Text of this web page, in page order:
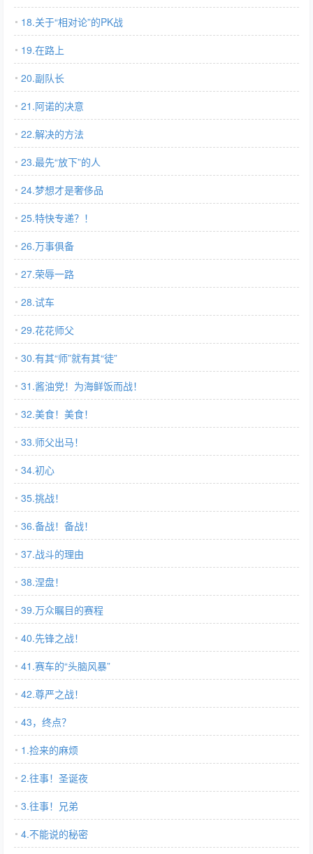
18.关于“相对论”的PK战
19.在路上
20.副队长
21.阿诺的决意
22.解决的方法
23.最先“放下”的人
24.梦想才是奢侈品
25.特快专递？！
26.万事俱备
27.荣辱一路
28.试车
29.花花师父
30.有其“师”就有其“徒”
31.酱油党！为海鲜饭而战！
32.美食！美食！
33.师父出马！
34.初心
35.挑战！
36.备战！备战！
37.战斗的理由
38.涅盘！
39.万众瞩目的赛程
40.先锋之战！
41.赛车的“头脑风暴”
42.尊严之战！
43，终点？
1.捡来的麻烦
2.往事！圣诞夜
3.往事！兄弟
4.不能说的秘密